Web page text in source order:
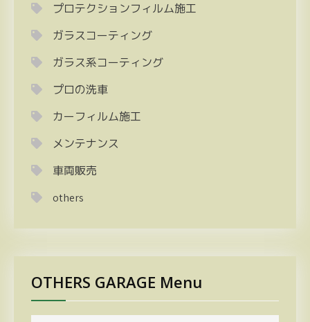
プロテクションフィルム施工
ガラスコーティング
ガラス系コーティング
プロの洗車
カーフィルム施工
メンテナンス
車両販売
others
OTHERS GARAGE Menu